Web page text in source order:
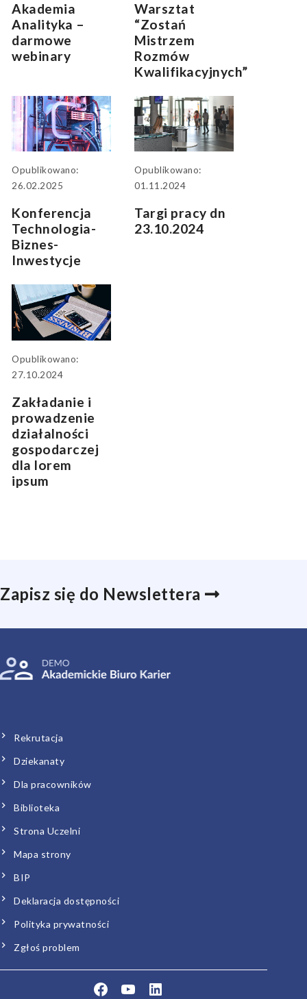
Akademia
Analityka –
darmowe
webinary
Warsztat
“Zostań
Mistrzem
Rozmów
Kwalifikacyjnych”
Konferencja
Technologia-
Biznes-
Inwestycje
Opublikowano:
26.02.2025
Targi pracy dn
23.10.2024
Opublikowano:
01.11.2024
Zakładanie i
prowadzenie
działalności
gospodarczej
dla lorem
ipsum
Opublikowano:
27.10.2024
Zapisz się do Newslettera
Rekrutacja
Dziekanaty
Dla pracowników
Biblioteka
Strona Uczelni
Mapa strony
BIP
Deklaracja dostępności
Polityka prywatności
Zgłoś problem
FacebookYouTubeLinkedIn